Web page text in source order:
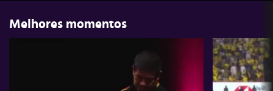
Melhores momentos